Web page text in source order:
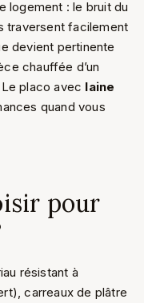
logement : le bruit du
traversent facilement
devient pertinente
chauffée d’un
placo avec laine
quand vous
pour
résistant à
carreaux de plâtre